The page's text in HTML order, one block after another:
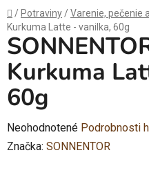
Domov
/ Potraviny /Varenie, pečenie
Kurkuma Latte - vanilka, 60g
Kurkuma
60g
Priemerné
hodnotenie
Neohodnotené Podrobnosti
Značka: SONNENTOR